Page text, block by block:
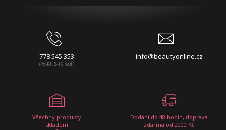
778 545 353
(Po-Pá, 8-16 hod.)
info@beautyonline.cz
Všechny produkty
skladem
Dodání do 48 hodin, doprava
zdarma od 2000 Kč